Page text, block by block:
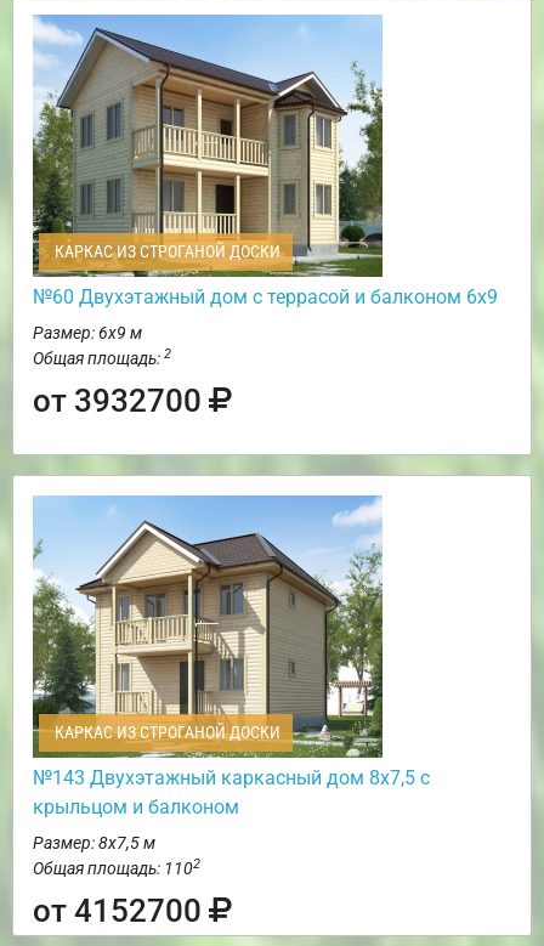
КАРКАС ИЗ СТРОГАНОЙ ДОСКИ
№60 Двухэтажный дом с террасой и балконом 6х9
Размер: 6х9 м
Общая площадь: 2
от 3932700
КАРКАС ИЗ СТРОГАНОЙ ДОСКИ
№143 Двухэтажный каркасный дом 8х7,5 с
крыльцом и балконом
Размер: 8х7,5 м
Общая площадь: 1102
от 4152700